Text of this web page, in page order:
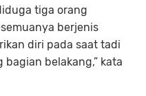
tiga orang
berjenis
diri pada saat tadi
belakang,” kata